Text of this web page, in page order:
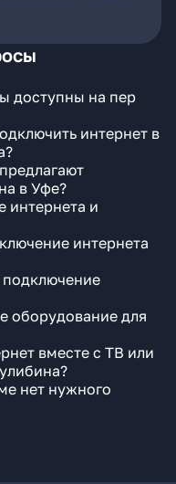
доступны на пер
интернет в
в Уфе?
интернета и
интернета
оборудование для
вместе с ТВ или
нет нужного